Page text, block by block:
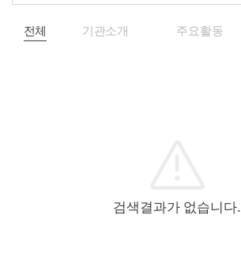
전체 기관소개 주요활동
검색결과가 없습니다.